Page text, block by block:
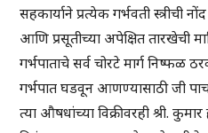
सहकार्याने प्रत्येक गर्भवती स्त्रीची
आणि प्रसूतीच्या अपेक्षित तारखेची
गर्भपाताचे सर्व चोरटे मार्ग निष्फळ
गर्भपात घडवून आणण्यासाठी जी
त्या औषधांच्या विक्रीवरही श्री.